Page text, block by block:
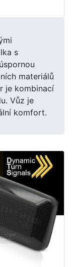
s
materiálů
je kombinací
Vůz je
komfort.